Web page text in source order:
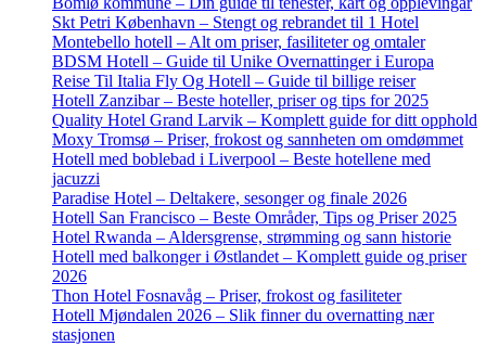
Skt Petri København – Stengt og rebrandet til 1 Hotel
Montebello hotell – Alt om priser, fasiliteter og omtaler
BDSM Hotell – Guide til Unike Overnattinger i Europa
Reise Til Italia Fly Og Hotell – Guide til billige reiser
Hotell Zanzibar – Beste hoteller, priser og tips for 2025
Quality Hotel Grand Larvik – Komplett guide for ditt opphold
Moxy Tromsø – Priser, frokost og sannheten om omdømmet
Hotell med boblebad i Liverpool – Beste hotellene med
jacuzzi
Paradise Hotel – Deltakere, sesonger og finale 2026
Hotell San Francisco – Beste Områder, Tips og Priser 2025
Hotel Rwanda – Aldersgrense, strømming og sann historie
Hotell med balkonger i Østlandet – Komplett guide og priser
2026
Thon Hotel Fosnavåg – Priser, frokost og fasiliteter
Hotell Mjøndalen 2026 – Slik finner du overnatting nær
stasjonen